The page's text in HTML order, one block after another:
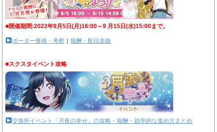
■開催期間:2022年9月5日(月)16:00～9 月15日(水)15:00まで。
ボーダー推移・考察 ｜報酬・配信楽曲
■スクスタイベント攻略
交換所イベント「月夜の幸せ」の攻略・報酬・効率的な進め方まとめ